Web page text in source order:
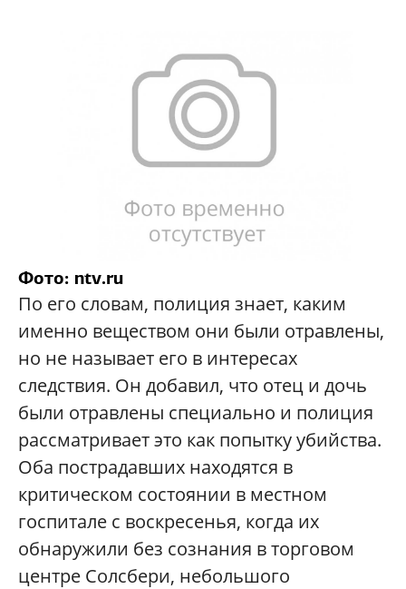
Фото: ntv.ru
По его словам, полиция знает, каким
именно веществом они были отравлены,
но не называет его в интересах
следствия. Он добавил, что отец и дочь
были отравлены специально и полиция
рассматривает это как попытку убийства.
Оба пострадавших находятся в
критическом состоянии в местном
госпитале с воскресенья, когда их
обнаружили без сознания в торговом
центре Солсбери, небольшого